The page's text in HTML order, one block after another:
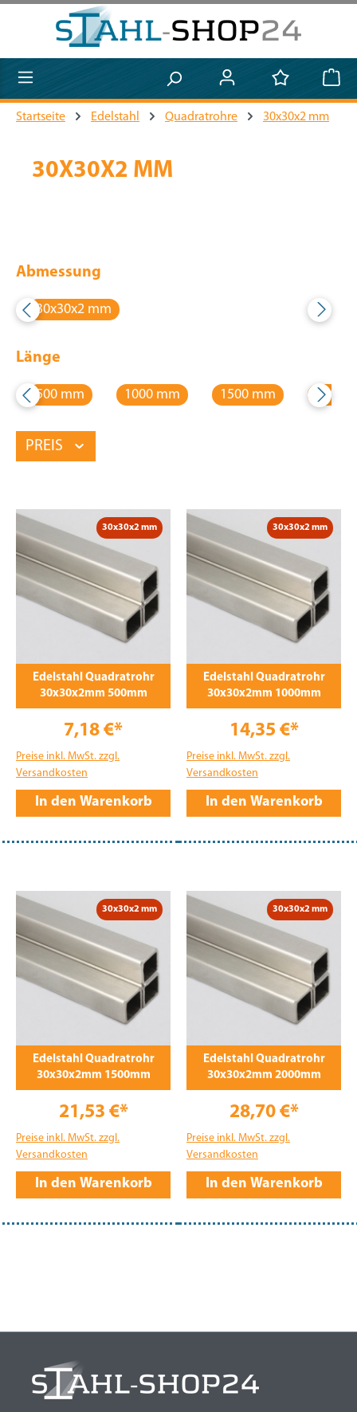
Zum Hauptinhalt springen
Startseite Edelstahl Quadratrohre 30x30x2 mm
30X30X2 MM
Abmessung
30x30x2 mm
Länge
500 mm 1000 mm 1500 mm 2000
PREIS
30x30x2 mm
Edelstahl Quadratrohr
30x30x2mm 500mm
7,18 €*
Preise inkl. MwSt. zzgl.
Versandkosten
In den Warenkorb
30x30x2 mm
Edelstahl Quadratrohr
30x30x2mm 1000mm
14,35 €*
Preise inkl. MwSt. zzgl.
Versandkosten
In den Warenkorb
30x30x2 mm
Edelstahl Quadratrohr
30x30x2mm 1500mm
21,53 €*
Preise inkl. MwSt. zzgl.
Versandkosten
In den Warenkorb
30x30x2 mm
Edelstahl Quadratrohr
30x30x2mm 2000mm
28,70 €*
Preise inkl. MwSt. zzgl.
Versandkosten
In den Warenkorb